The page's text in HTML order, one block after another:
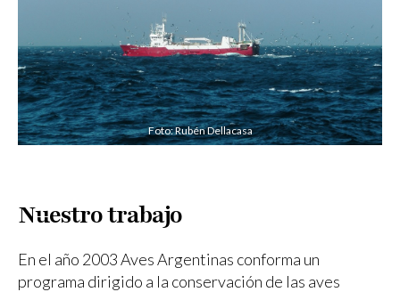
Foto: Rubén Dellacasa
Nuestro trabajo
En el año 2003 Aves Argentinas conforma un
programa dirigido a la conservación de las aves